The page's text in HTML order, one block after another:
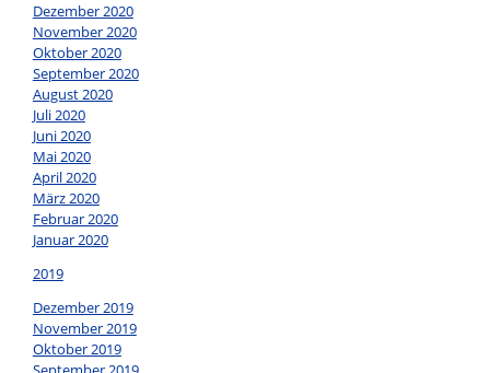
Dezember 2020
November 2020
Oktober 2020
September 2020
August 2020
Juli 2020
Juni 2020
Mai 2020
April 2020
März 2020
Februar 2020
Januar 2020
2019
Dezember 2019
November 2019
Oktober 2019